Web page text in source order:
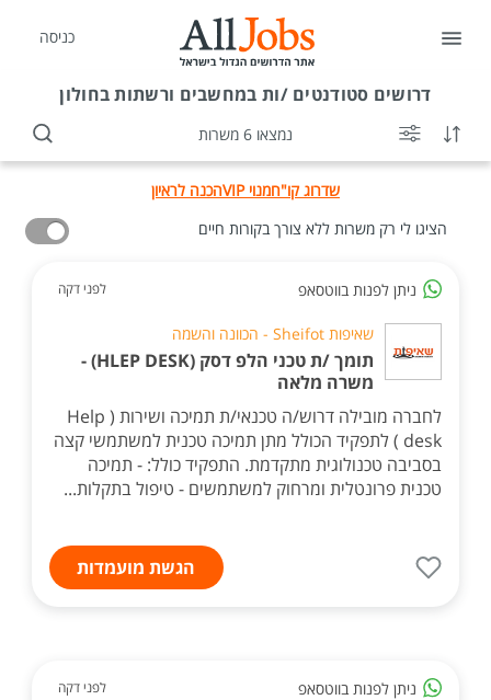
כניסה
דרושים סטודנטים /ות במחשבים ורשתות בחולון
נמצאו 6 משרות
שדרוג קו"חמנוי VIP
הכנה לראיון
הציגו לי רק משרות ללא צורך בקורות חיים
ניתן לפנות בווטסאפ לפני דקה
שאיפות Sheifot - הכוונה והשמה
תומך /ת טכני הלפ דסק (HLEP DESK) -
משרה מלאה
לחברה מובילה דרוש/ה טכנאי/ת תמיכה ושירות ( Help
desk ) לתפקיד הכולל מתן תמיכה טכנית למשתמשי קצה
בסביבה טכנולוגית מתקדמת. התפקיד כולל: - תמיכה
טכנית פרונטלית ומרחוק למשתמשים - טיפול בתקלות...
הגשת מועמדות
ניתן לפנות בווטסאפ לפני דקה